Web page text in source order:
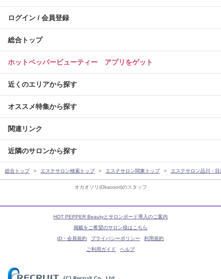
オカオソリ(Okaosori)のスタッフ
ログイン / 会員登録
総合トップ
ホットペッパービューティー アプリをゲット
近くのエリアから探す
オススメ特集から探す
関連リンク
近隣のサロンから探す
総合トップ エステサロン検索トップ エステサロン関東トップ エステサロン品川・
HOT PEPPER Beautyとサロンボード導入のご案内
掲載をご希望のサロン様はこちら
ID・会員規約
プライバシーポリシー
利用規約
ご利用ガイド
ヘルプ